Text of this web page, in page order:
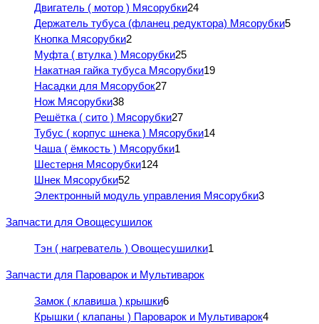
Двигатель ( мотор ) Мясорубки24
Держатель тубуса (фланец редуктора) Мясорубки5
Кнопка Мясорубки2
Муфта ( втулка ) Мясорубки25
Накатная гайка тубуса Мясорубки19
Насадки для Мясорубок27
Нож Мясорубки38
Решётка ( сито ) Мясорубки27
Тубус ( корпус шнека ) Мясорубки14
Чаша ( ёмкость ) Мясорубки1
Шестерня Мясорубки124
Шнек Мясорубки52
Электронный модуль управления Мясорубки3
Запчасти для Овощесушилок
Тэн ( нагреватель ) Овощесушилки1
Запчасти для Пароварок и Мультиварок
Замок ( клавиша ) крышки6
Крышки ( клапаны ) Пароварок и Мультиварок4